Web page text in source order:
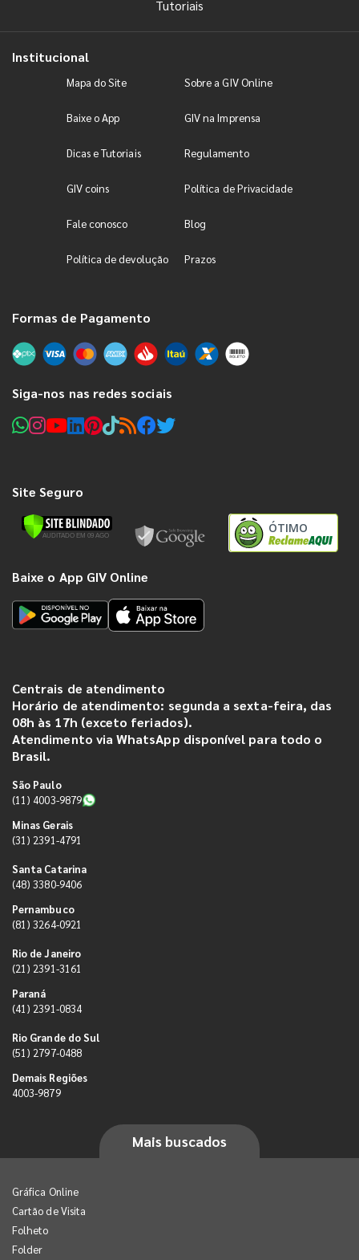
Tutoriais
Institucional
Mapa do Site Sobre a GIV Online
Baixe o App GIV na Imprensa
Dicas e Tutoriais Regulamento
GIV coins Política de Privacidade
Fale conosco Blog
Política de devolução Prazos
Formas de Pagamento
Siga-nos nas redes sociais
Site Seguro
ÓTIMO
Baixe o App GIV Online
Centrais de atendimento
Horário de atendimento: segunda a sexta-feira, das
08h às 17h (exceto feriados).
Atendimento via WhatsApp disponível para todo o
Brasil.
São Paulo
(11) 4003-9879
Minas Gerais
(31) 2391-4791
Santa Catarina
(48) 3380-9406
Pernambuco
(81) 3264-0921
Rio de Janeiro
(21) 2391-3161
Paraná
(41) 2391-0834
Rio Grande do Sul
(51) 2797-0488
Demais Regiões
4003-9879
Mais buscados
Gráfica Online
Cartão de Visita
Folheto
Folder